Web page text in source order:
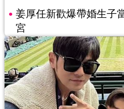
姜厚任新歡爆帶婚生子
宮